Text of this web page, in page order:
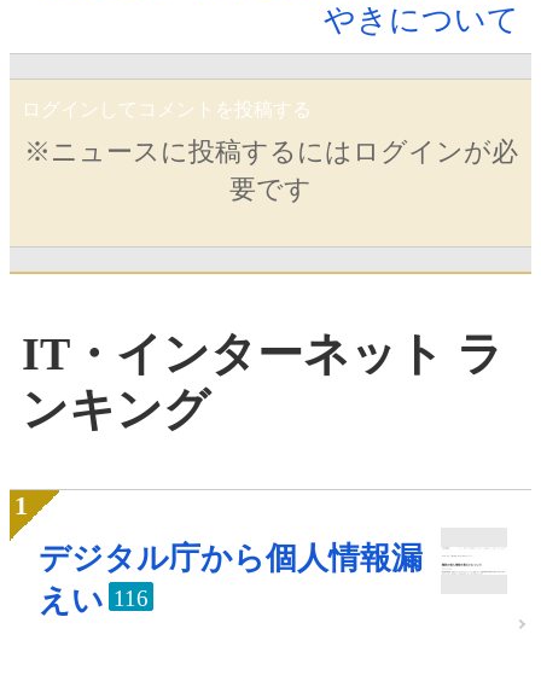
やきについて
ログインしてコメントを投稿する
※ニュースに投稿するにはログインが必
要です
IT・インターネット ラ
ンキング
デジタル庁から個人情報漏
えい 116